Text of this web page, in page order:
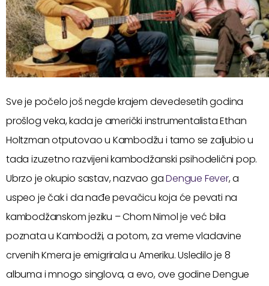
Sve je počelo još negde krajem devedesetih godina
prošlog veka, kada je američki instrumentalista Ethan
Holtzman otputovao u Kambodžu i tamo se zaljubio u
tada izuzetno razvijeni kambodžanski psihodelični pop.
Ubrzo je okupio sastav, nazvao gaDengue Fever, a
uspeo je čak i da nađe pevačicu koja će pevati na
kambodžanskom jeziku – Chom Nimol je već bila
poznata u Kambodži, a potom, za vreme vladavine
crvenih Kmera je emigrirala u Ameriku. Usledilo je 8
albuma i mnogo singlova, a evo, ove godine Dengue